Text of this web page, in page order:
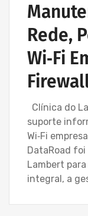
Rede,
Wi‑Fi
Clínica do
suporte
Wi‑Fi
DataRoad
Lambert
integral, a